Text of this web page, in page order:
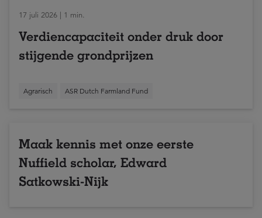
17 juli 2026 | 1 min.
Verdiencapaciteit onder druk door
stijgende grondprijzen
Agrarisch ASR Dutch Farmland Fund
Maak kennis met onze eerste
Nuffield scholar, Edward
Satkowski-Nijk